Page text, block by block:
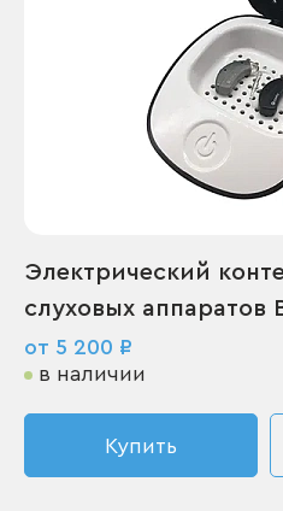
Электрический
слуховых аппаратов
от 5 200 ₽
в наличии
Купить